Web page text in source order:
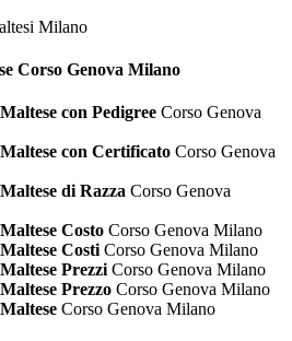
Corso Genova Milano
con Pedigree Corso Genova
con Certificato Corso Genova
di Razza Corso Genova
Costo Corso Genova Milano
Costi Corso Genova Milano
Prezzi Corso Genova Milano
Prezzo Corso Genova Milano
Corso Genova Milano